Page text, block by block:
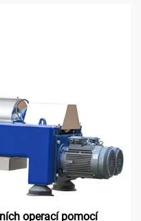
operací pomocí